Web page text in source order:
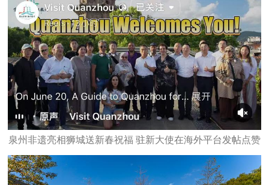
泉州非遗亮相狮城送新春祝福 驻新大使在海外平台发帖点赞